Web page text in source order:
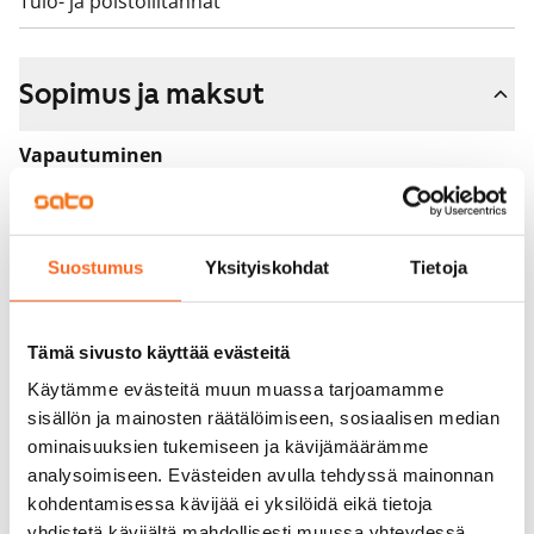
Suostumus Yksityiskohdat Tietoja
Tämä sivusto käyttää evästeitä
Käytämme evästeitä muun muassa tarjoamamme
sisällön ja mainosten räätälöimiseen, sosiaalisen median
ominaisuuksien tukemiseen ja kävijämäärämme
analysoimiseen. Evästeiden avulla tehdyssä mainonnan
kohdentamisessa kävijää ei yksilöidä eikä tietoja
Sopimus ja maksut
Vapautuminen
Varallisuusrajat
Kyllä
Vuokravakuus
0 €
Kotivakuutus
Pakollinen, ei sisälly vuokraan
Vesimaksu